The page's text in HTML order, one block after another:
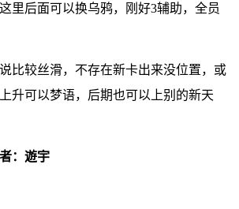
里后面可以换乌鸦，刚好3辅助，全员
比较丝滑，不存在新卡出来没位置，或
升可以梦语，后期也可以上别的新天
：遊宇